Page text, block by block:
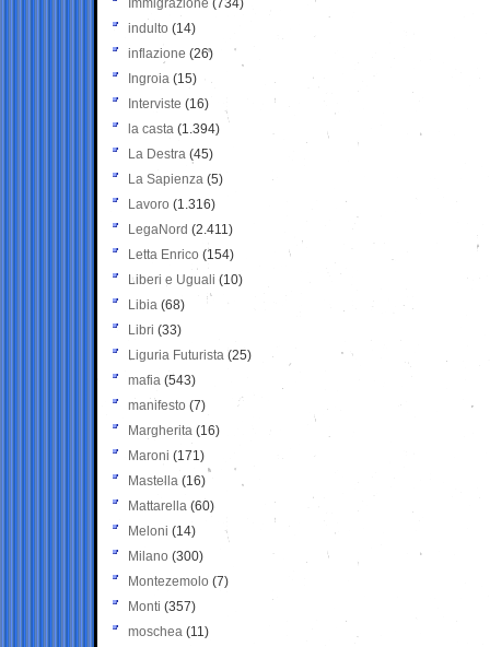
Immigrazione (734)
indulto (14)
inflazione (26)
Ingroia (15)
Interviste (16)
la casta (1.394)
La Destra (45)
La Sapienza (5)
Lavoro (1.316)
LegaNord (2.411)
Letta Enrico (154)
Liberi e Uguali (10)
Libia (68)
Libri (33)
Liguria Futurista (25)
mafia (543)
manifesto (7)
Margherita (16)
Maroni (171)
Mastella (16)
Mattarella (60)
Meloni (14)
Milano (300)
Montezemolo (7)
Monti (357)
moschea (11)